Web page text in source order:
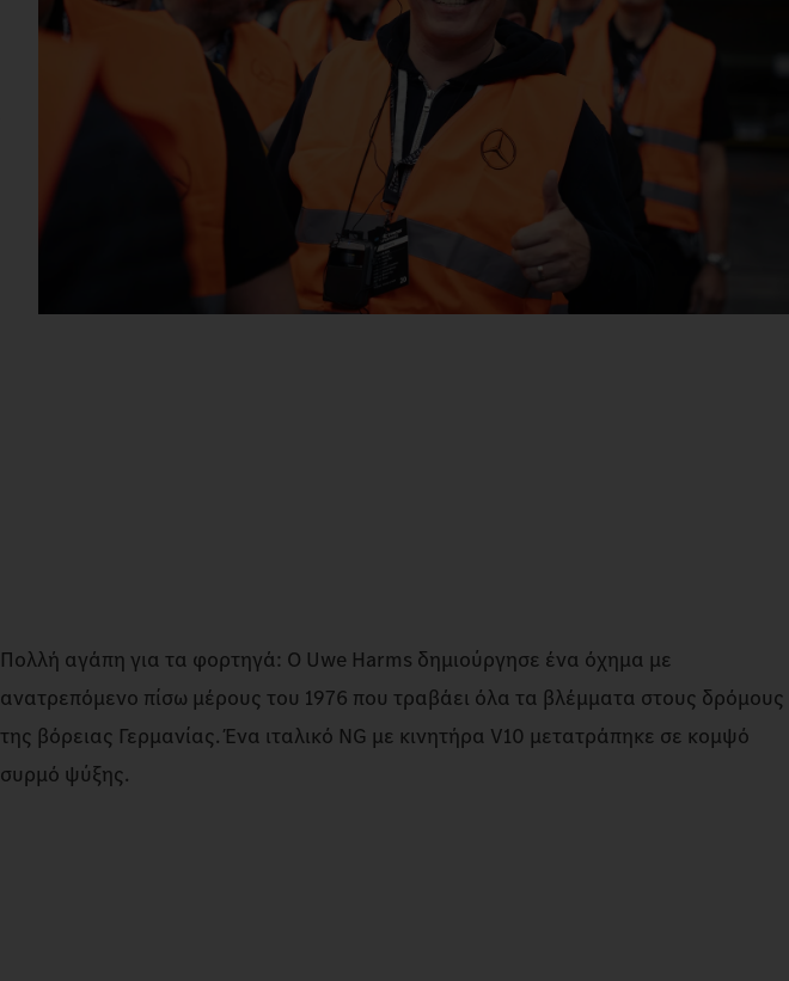
Πολλή αγάπη για τα φορτηγά: Ο Uwe Harms δημιούργησε ένα όχημα με
ανατρεπόμενο πίσω μέρους του 1976 που τραβάει όλα τα βλέμματα στους δρόμους
της βόρειας Γερμανίας. Ένα ιταλικό NG με κινητήρα V10 μετατράπηκε σε κομψό
συρμό ψύξης.